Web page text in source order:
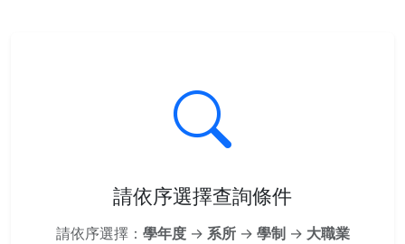
請依序選擇查詢條件
請依序選擇： 學年度→ 系所→ 學制→ 大職業